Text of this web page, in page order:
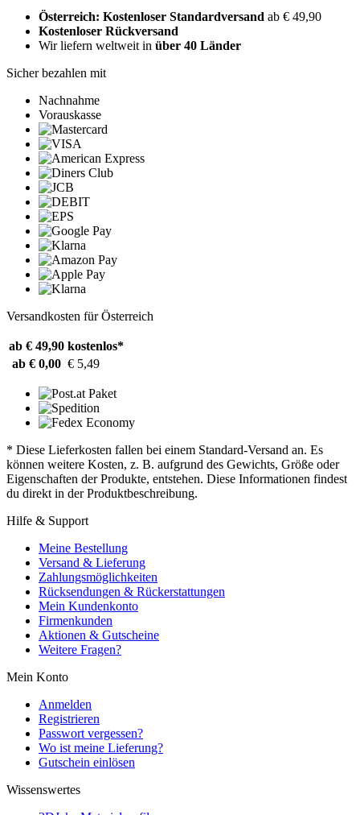
Österreich: Kostenloser Standardversand ab € 49,90
Kostenloser Rückversand
Wir liefern weltweit in über 40 Länder
Sicher bezahlen mit
Nachnahme
Vorauskasse
Versandkosten für Österreich
ab € 49,90 kostenlos*
ab € 0,00 € 5,49
* Diese Lieferkosten fallen bei einem Standard-Versand an. Es
können weitere Kosten, z. B. aufgrund des Gewichts, Größe oder
Eigenschaften der Produkte, entstehen. Diese Informationen findest
du direkt in der Produktbeschreibung.
Hilfe & Support
Meine Bestellung
Versand & Lieferung
Zahlungsmöglichkeiten
Rücksendungen & Rückerstattungen
Mein Kundenkonto
Firmenkunden
Aktionen & Gutscheine
Weitere Fragen?
Mein Konto
Anmelden
Registrieren
Passwort vergessen?
Wo ist meine Lieferung?
Gutschein einlösen
Wissenswertes